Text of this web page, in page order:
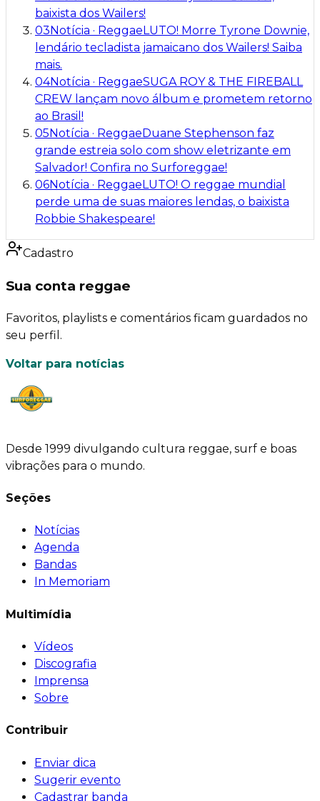
baixista dos Wailers!
03 Notícia · Reggae LUTO! Morre Tyrone Downie,
lendário tecladista jamaicano dos Wailers! Saiba
mais.
04Notícia · ReggaeSUGA ROY & THE FIREBALL
CREW lançam novo álbum e prometem retorno
ao Brasil!
05 Notícia · Reggae Duane Stephenson faz
grande estreia solo com show eletrizante em
Salvador! Confira no Surforeggae!
06Notícia · Reggae LUTO! O reggae mundial
perde uma de suas maiores lendas, o baixista
Robbie Shakespeare!
Cadastro
Sua conta reggae
Favoritos, playlists e comentários ficam guardados no
seu perfil.
Voltar para notícias
Desde 1999 divulgando cultura reggae, surf e boas
vibrações para o mundo.
Seções
Notícias
Agenda
Bandas
In Memoriam
Multimídia
Vídeos
Discografia
Imprensa
Sobre
Contribuir
Enviar dica
Sugerir evento
Cadastrar banda